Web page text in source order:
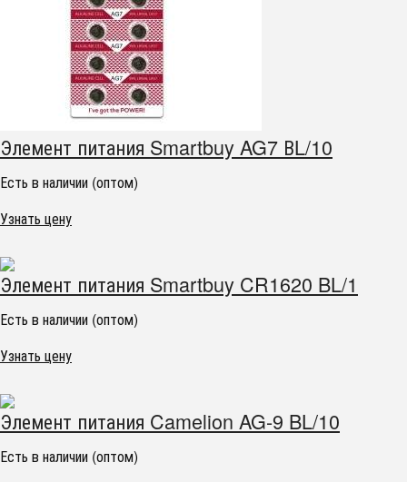
Элемент питания Smartbuy AG7 ВL/10
Есть в наличии (оптом)
Узнать цену
Элемент питания Smartbuy CR1620 BL/1
Есть в наличии (оптом)
Узнать цену
Элемент питания Camelion AG-9 BL/10
Есть в наличии (оптом)